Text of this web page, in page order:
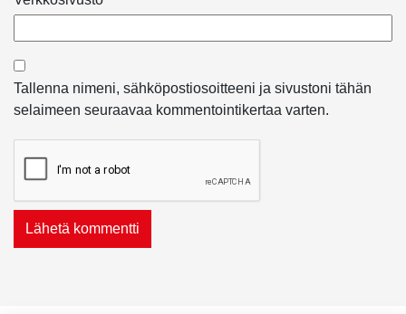
Tallenna nimeni, sähköpostiosoitteeni ja sivustoni tähän
selaimeen seuraavaa kommentointikertaa varten.